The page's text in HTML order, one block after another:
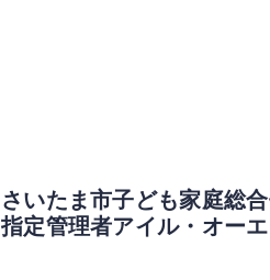
さいたま市子ども家庭総
指定管理者アイル・オー